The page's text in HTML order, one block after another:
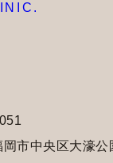
岡市中央区大濠